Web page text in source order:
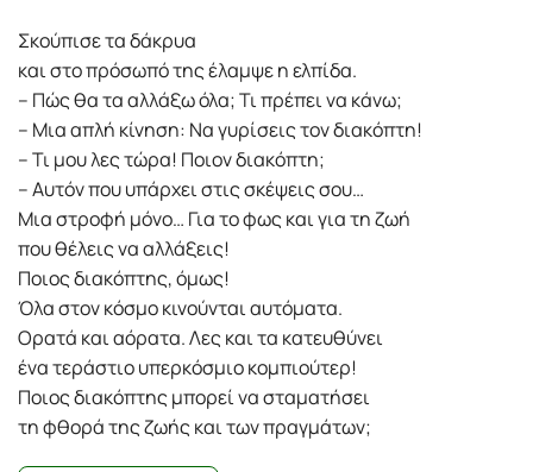
Σκούπισε τα δάκρυα
και στο πρόσωπό της έλαµψε η ελπίδα.
– Πώς θα τα αλλάξω όλα; Τι πρέπει να κάνω;
– Μια απλή κίνηση: Να γυρίσεις τον διακόπτη!
– Τι µου λες τώρα! Ποιον διακόπτη;
– Αυτόν που υπάρχει στις σκέψεις σου…
Μια στροφή µόνο… Για το φως και για τη ζωή
που θέλεις να αλλάξεις!
Ποιος διακόπτης, όµως!
Όλα στον κόσµο κινούνται αυτόµατα.
Ορατά και αόρατα. Λες και τα κατευθύνει
ένα τεράστιο υπερκόσµιο κοµπιούτερ!
Ποιος διακόπτης µπορεί να σταµατήσει
τη φθορά της ζωής και των πραγµάτων;